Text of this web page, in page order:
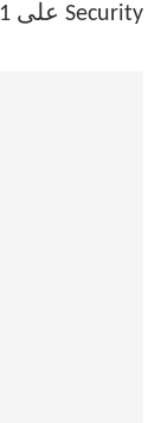
Security على Windows 11.